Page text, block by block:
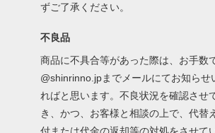
ずご了承ください。
不良品
商品に不具合等があった際は、お手数
@shinrinno.jpまでメールにてお知らせ
ればと思います。不良状況を確認させ
き、かつ、お客様と相談の上で、代替
付または代金の返却等の対処をさせて